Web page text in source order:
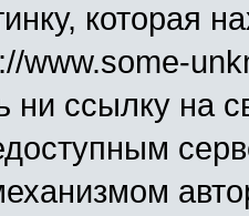
которая
www.some-
ни ссылку на